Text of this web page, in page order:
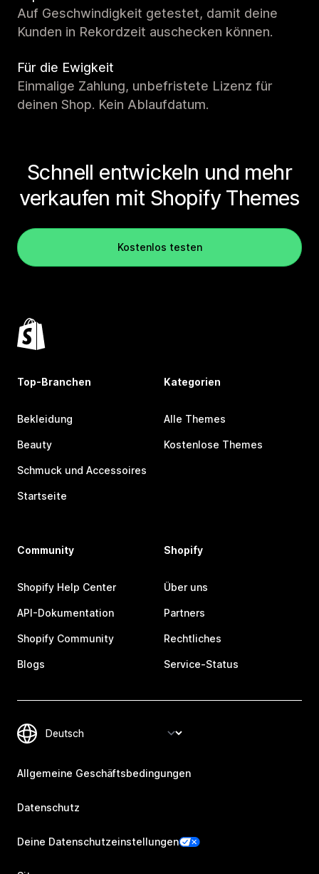
Auf Geschwindigkeit getestet, damit deine
Kunden in Rekordzeit auschecken können.
Für die Ewigkeit
Einmalige Zahlung, unbefristete Lizenz für
deinen Shop. Kein Ablaufdatum.
Schnell entwickeln und mehr
verkaufen mit Shopify Themes
Kostenlos testen
Top-Branchen
Bekleidung
Beauty
Schmuck und Accessoires
Startseite
Kategorien
Alle Themes
Kostenlose Themes
Community
Shopify Help Center
API-Dokumentation
Shopify Community
Blogs
Shopify
Über uns
Partners
Rechtliches
Service-Status
Allgemeine Geschäftsbedingungen
Datenschutz
Deine Datenschutzeinstellungen